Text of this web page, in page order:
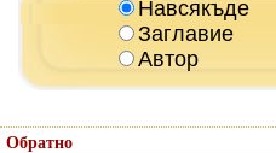
Навсякъде
Заглавие
Автор
Обратно